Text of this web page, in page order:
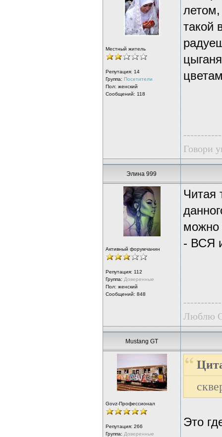
Местный житель
Репутация: 14
Группа: Посетители
Пол: женский
Сообщений: 118
летом,
такой
Говори
Элина 999
Активный форумчанин
Репутация: 112
Группа: Доверенные
Пол: женский
Сообщений: 848
Читая
можно
- ВСЯ
Люблю
Mustang GT
Govz-Профессионал
Репутация: 266
Группа: Доверенные
Это